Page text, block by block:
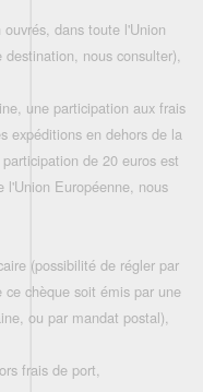
dans toute l'Union
nous consulter),
une participation aux frais
expéditions en dehors de la
de 20 euros est
l'Union Européenne, nous
(possibilité de régler par
chèque soit émis par une
ou par mandat postal),
frais de port,